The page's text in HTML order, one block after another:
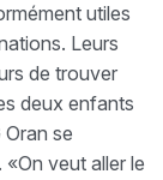
utiles
Leurs
de trouver
deux enfants
Oran se
veut aller le